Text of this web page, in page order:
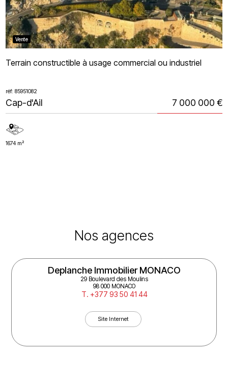
Vente
Terrain constructible à usage commercial ou industriel
réf: 85951082
7 000 000 €
Cap-d'Ail
1674 m²
Nos agences
Deplanche Immobilier MONACO
29 Boulevard des Moulins
98 000 MONACO
T. +377 93 50 41 44
Site Internet